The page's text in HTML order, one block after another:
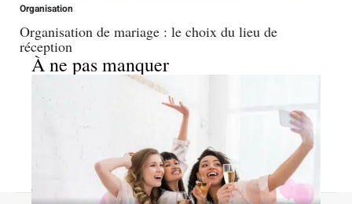
Organisation
Organisation de mariage : le choix du lieu de
réception
À ne pas manquer